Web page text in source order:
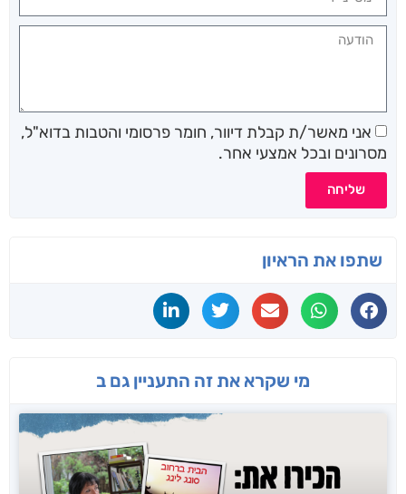
אני מאשר/ת קבלת דיוור, חומר פרסומי והטבות בדוא"ל,
מסרונים ובכל אמצעי אחר.
שליחה
שתפו את הראיון
מי שקרא את זה התעניין גם ב